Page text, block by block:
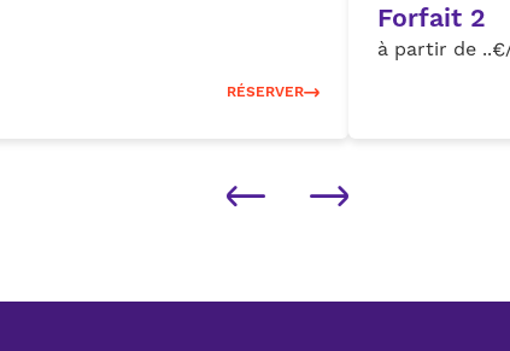
RÉSERVER
Forfait 2
à partir de